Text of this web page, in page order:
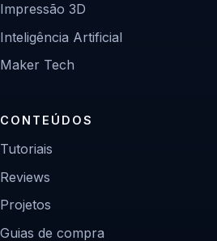
Impressão 3D
Inteligência Artificial
Maker Tech
CONTEÚDOS
Tutoriais
Reviews
Projetos
Guias de compra